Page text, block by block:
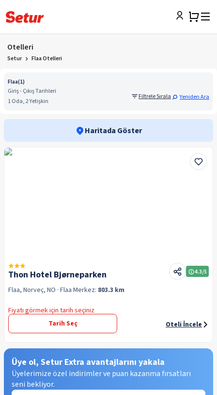
Otelleri
Setur Flaa Otelleri
Flaa(1)
Giriş - Çıkış Tarihleri
1 Oda, 2 Yetişkin
Filtrele Sırala Yeniden Ara
Haritada Göster
Thon Hotel Bjørneparken 4.3/5
Flaa, Norveç, NO · Flaa Merkez: 803.3 km
Fiyatı görmek için tarih seçiniz
Tarih Seç
Oteli İncele
Üye ol, Setur Extra avantajlarını yakala
Üyelerimize özel indirimler ve puan kazanma fırsatları
seni bekliyor.